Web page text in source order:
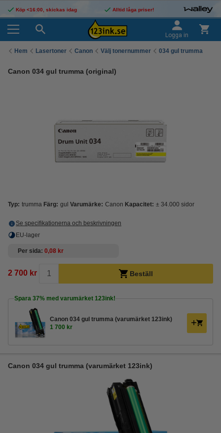
Köp <16:00, skickas idag Alltid låga priser!
Logga in
Hem Lasertoner Canon Välj tonernummer 034 gul trumma
Canon 034 gul trumma (original)
Typ: trumma Färg: gul Varumärke: Canon Kapacitet: ± 34.000 sidor
Se specifikationerna och beskrivningen
EU-lager
Per sida 0,08 kr
2 700 kr Beställ
Spara 37% med varumärket 123ink!
Canon 034 gul trumma (varumärket 123ink)
1 700 kr
Canon 034 gul trumma (varumärket 123ink)